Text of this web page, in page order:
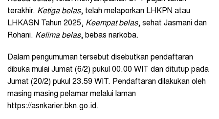
terakhir. Ketiga belas, telah melaporkan LHKPN atau
LHKASN Tahun 2025, Keempat belas, sehat Jasmani dan
Rohani. Kelima belas, bebas narkoba.
Dalam pengumuman tersebut disebutkan pendaftaran
dibuka mulai Jumat (6/2) pukul 00.00 WIT dan ditutup pada
Jumat (20/2) pukul 23.59 WIT. Pendaftaran dilakukan oleh
masing masing pelamar melalui laman
https://asnkarier.bkn.go.id.